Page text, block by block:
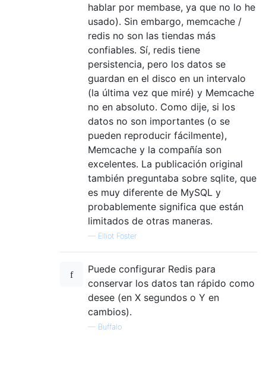
hablar por membase, ya que no lo he
usado). Sin embargo, memcache /
redis no son las tiendas más
confiables. Sí, redis tiene
persistencia, pero los datos se
guardan en el disco en un intervalo
(la última vez que miré) y Memcache
no en absoluto. Como dije, si los
datos no son importantes (o se
pueden reproducir fácilmente),
Memcache y la compañía son
excelentes. La publicación original
también preguntaba sobre sqlite, que
es muy diferente de MySQL y
probablemente significa que están
limitados de otras maneras.
— Elliot Foster
Puede configurar Redis para
conservar los datos tan rápido como
desee (en X segundos o Y en
cambios).
— Buffalo